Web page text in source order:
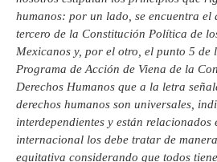
humanos: por un lado, se encuentra el
tercero de la Constitución Política de
Mexicanos y, por el otro, el punto 5 de
Programa de Acción de Viena de la
Derechos Humanos que a la letra
derechos humanos son universales,
interdependientes y están
internacional los debe tratar de
equitativa considerando que todos